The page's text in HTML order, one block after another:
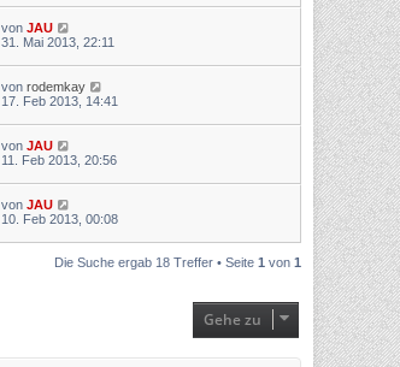
von JAU
31. Mai 2013, 22:11
von rodemkay
17. Feb 2013, 14:41
von JAU
11. Feb 2013, 20:56
von JAU
10. Feb 2013, 00:08
Die Suche ergab 18 Treffer • Seite 1 von 1
Gehe zu